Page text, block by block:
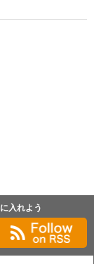
入れよう